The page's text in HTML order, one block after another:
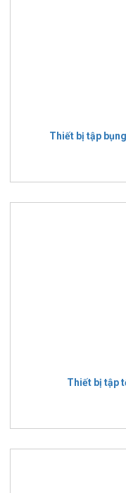
Thiết bị tập
Thiết bị tập